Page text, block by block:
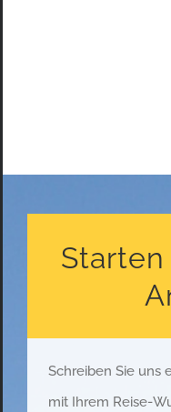
Schreiben Sie uns
mit Ihrem Reise-